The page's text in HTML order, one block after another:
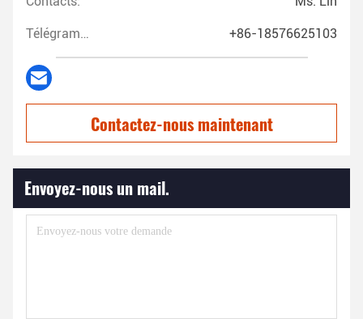
Télégramme: +86-18576625103
Contactez-nous maintenant
Envoyez-nous un mail.